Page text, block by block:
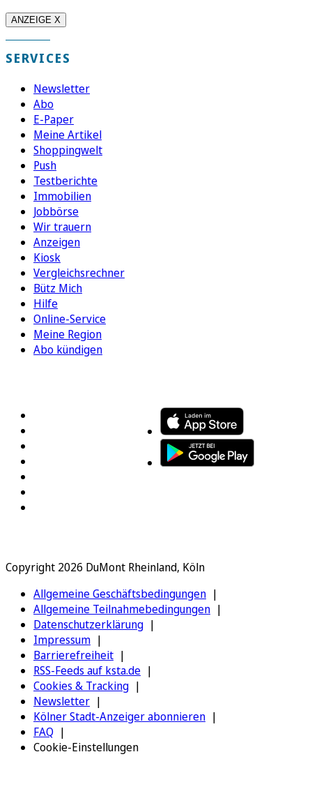
ANZEIGE X
SERVICES
Newsletter
Abo
E-Paper
Meine Artikel
Shoppingwelt
Push
Testberichte
Immobilien
Jobbörse
Wir trauern
Anzeigen
Kiosk
Vergleichsrechner
Bütz Mich
Hilfe
Online-Service
Meine Region
Abo kündigen
Copyright 2026 DuMont Rheinland, Köln
Allgemeine Geschäftsbedingungen
Allgemeine Teilnahmebedingungen
Datenschutzerklärung
Impressum
Barrierefreiheit
RSS-Feeds auf ksta.de
Cookies & Tracking
Newsletter
Kölner Stadt-Anzeiger abonnieren
FAQ
Cookie-Einstellungen